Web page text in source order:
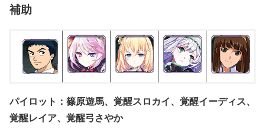
補助
パイロット：篠原遊馬、覚醒スロカイ、覚醒イーディス、
覚醒レイア、覚醒弓さやか